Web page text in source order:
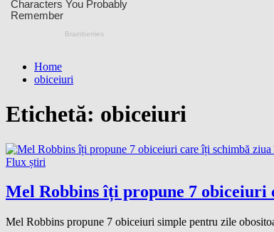
Home
obiceiuri
Etichetă: obiceiuri
Flux știri
Mel Robbins îți propune 7 obiceiuri
Mel Robbins propune 7 obiceiuri simple pentru zile